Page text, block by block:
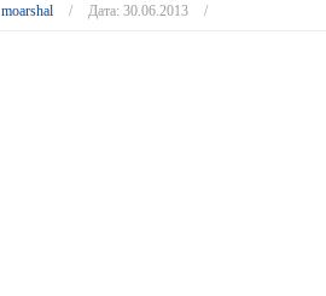
moarshal Дата: 30.06.2013